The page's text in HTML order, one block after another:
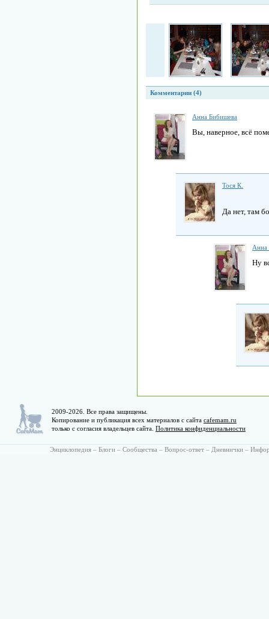
Комментарии (4)
Анна Бибишева
Вы, наверное, всё
Тоcя К.
Да нет, там
Анна
Ну
2009-2026. Все права защищены.
Копирование и публикация всех материалов с сайта cafemam.ru
только с согласия владельцев сайта. Политика конфиденциальности
Энциклопедия – Блоги – Сообщества – Вопрос-ответ – Дневнички –